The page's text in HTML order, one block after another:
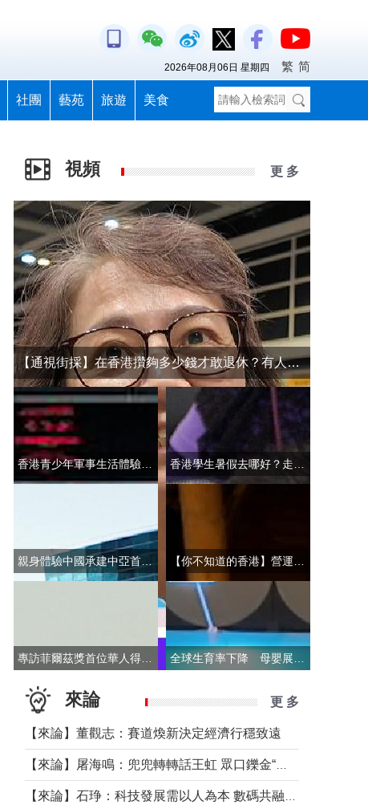
社團 藝苑 旅遊 美食
2026年08月06日 星期四 繁 简
視頻 更 多
【通視街採】在香港攢夠多少錢才敢退休？有人退而不休，有人放眼大灣區
來論 更 多
【來論】董觀志：賽道煥新決定經濟行穩致遠